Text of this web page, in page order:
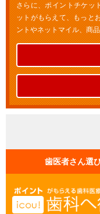
さらに、ポイントチケッ
ットがもらえて、もっと
ントやネットマイル、商
歯医者さん選